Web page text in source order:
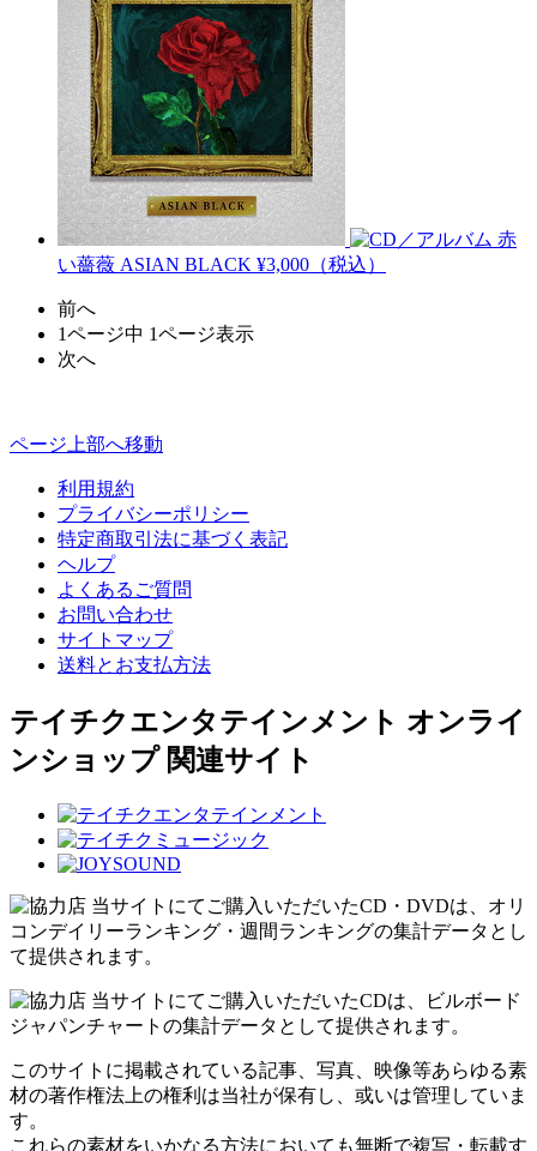
赤
い薔薇 ASIAN BLACK ¥3,000（税込）
前へ
1ページ中 1ページ表示
次へ
ページ上部へ移動
利用規約
プライバシーポリシー
特定商取引法に基づく表記
ヘルプ
よくあるご質問
お問い合わせ
サイトマップ
送料とお支払方法
テイチクエンタテインメント オンライ
ンショップ 関連サイト
当サイトにてご購入いただいたCD・DVDは、オリ
コンデイリーランキング・週間ランキングの集計データとし
て提供されます。
当サイトにてご購入いただいたCDは、ビルボード
ジャパンチャートの集計データとして提供されます。
このサイトに掲載されている記事、写真、映像等あらゆる素
材の著作権法上の権利は当社が保有し、或いは管理していま
す。
これらの素材をいかなる方法においても無断で複写・転載す